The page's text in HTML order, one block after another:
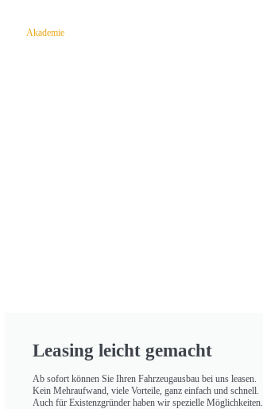
Akademie
Leasing leicht gemacht
Ab sofort können Sie Ihren Fahrzeugausbau bei uns leasen.
Kein Mehraufwand, viele Vorteile, ganz einfach und schnell.
Auch für Existenzgründer haben wir spezielle Möglichkeiten.